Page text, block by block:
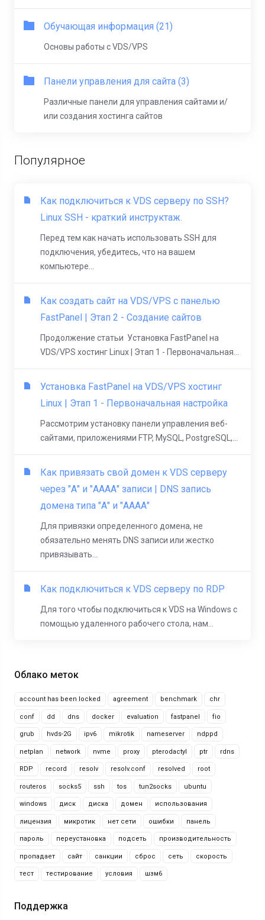
Облако меток
account has been locked agreement benchmark chr
conf dd dns docker evaluation fastpanel fio
grub hvds-2G ipv6 mikrotik nameserver ndppd
netplan network nvme proxy pterodactyl ptr rdns
RDP record resolv resolv.conf resolved root
routeros socks5 ssh tos tun2socks ubuntu
windows диск диска домен использования
лицензия микротик нет сети ошибки панель
пароль переустановка подсеть производительность
пропадает сайт санкции сброс сеть скорость
тест тестирование условия шзм6
Поддержка
Обучающая информация (21)
Основы работы с VDS/VPS
Панели управления для сайта (3)
Различные панели для управления сайтами и/
или создания хостинга сайтов
Популярное
Как подключиться к VDS серверу по SSH?
Linux SSH - краткий инструктаж.
Перед тем как начать использовать SSH для
подключения, убедитесь, что на вашем
компьютере...
Как создать сайт на VDS/VPS с панелью
FastPanel | Этап 2 - Создание сайтов
Продолжение статьи Установка FastPanel на
VDS/VPS хостинг Linux | Этап 1 - Первоначальная...
Установка FastPanel на VDS/VPS хостинг
Linux | Этап 1 - Первоначальная настройка
Рассмотрим установку панели управления веб-
сайтами, приложениями FTP, MySQL, PostgreSQL,...
Как привязать свой домен к VDS серверу
через "А" и "АААА" записи | DNS запись
домена типа "А" и "АААА"
Для привязки определенного домена, не
обязательно менять DNS записи или жестко
привязывать...
Как подключиться к VDS серверу по RDP
Для того чтобы подключиться к VDS на Windows с
помощью удаленного рабочего стола, нам...